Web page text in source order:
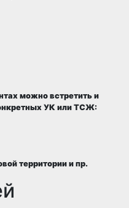
можно встретить и
УК или ТСЖ:
территории и пр.